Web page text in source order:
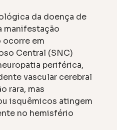
da doença de
manifestação
em
Central (SNC)
periférica,
vascular cerebral
rara, mas
isquêmicos atingem
no hemisfério